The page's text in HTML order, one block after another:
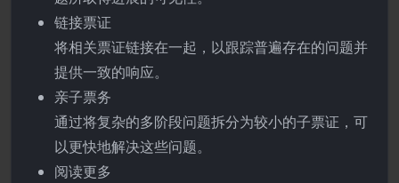
链接票证
将相关票证链接在一起，以跟踪普遍存在的问题并
提供一致的响应。
亲子票务
通过将复杂的多阶段问题拆分为较小的子票证，可
以更快地解决这些问题。
阅读更多